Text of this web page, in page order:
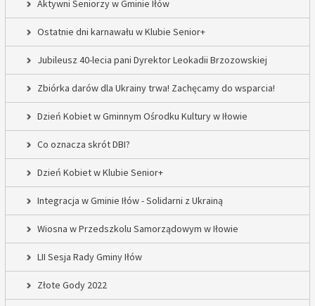
Aktywni Seniorzy w Gminie Iłów
Ostatnie dni karnawału w Klubie Senior+
Jubileusz 40-lecia pani Dyrektor Leokadii Brzozowskiej
Zbiórka darów dla Ukrainy trwa! Zachęcamy do wsparcia!
Dzień Kobiet w Gminnym Ośrodku Kultury w Iłowie
Co oznacza skrót DBI?
Dzień Kobiet w Klubie Senior+
Integracja w Gminie Iłów - Solidarni z Ukrainą
Wiosna w Przedszkolu Samorządowym w Iłowie
LII Sesja Rady Gminy Iłów
Złote Gody 2022